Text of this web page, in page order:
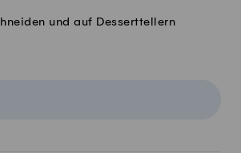
und auf Desserttellern